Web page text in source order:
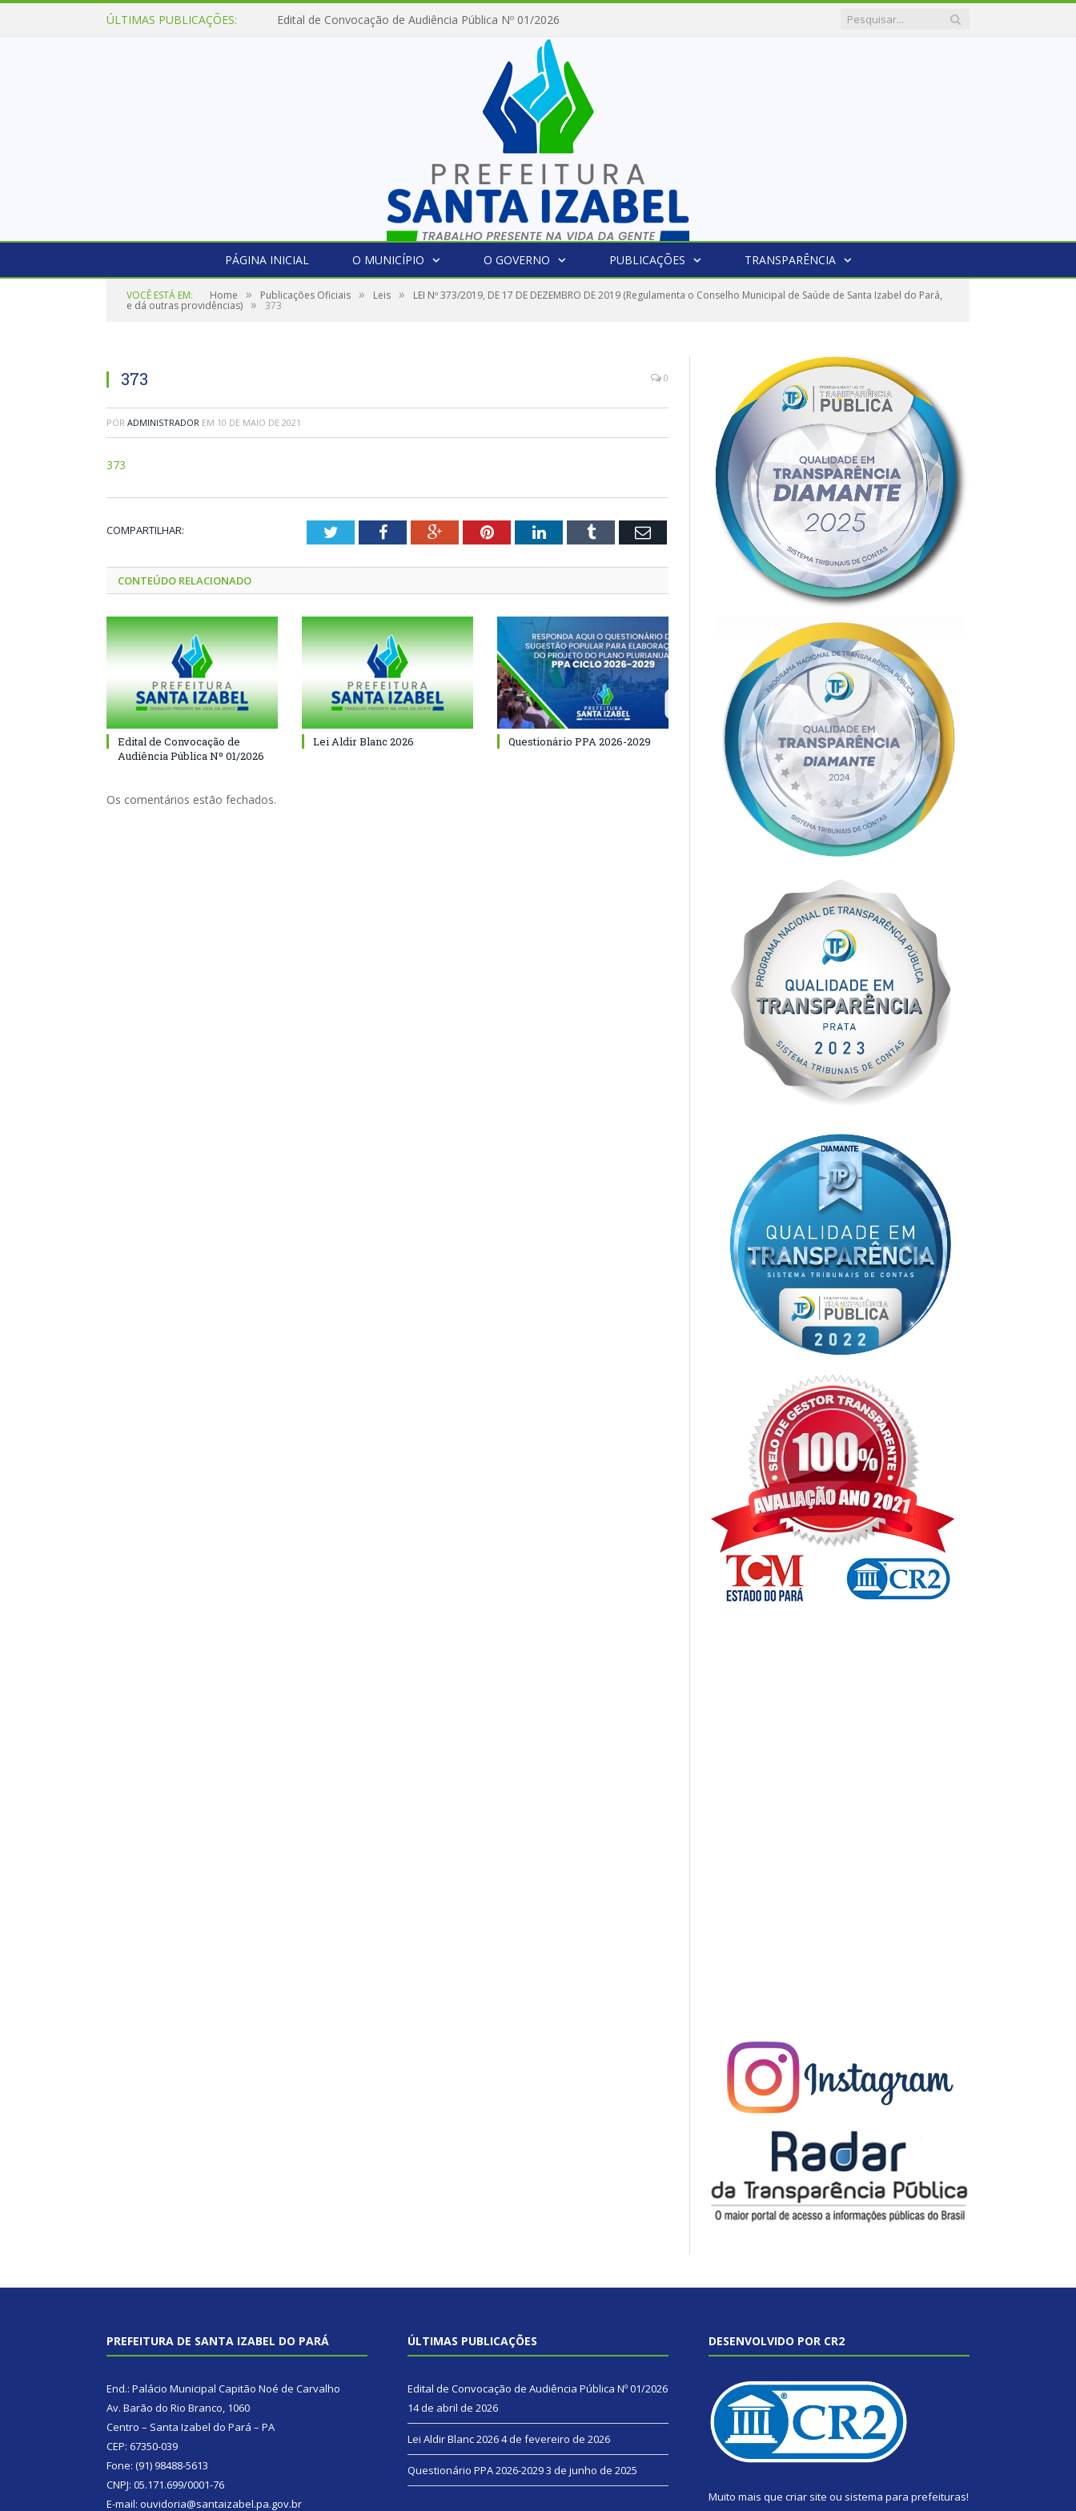
ÚLTIMAS PUBLICAÇÕES: Edital de Convocação de Audiência Pública Nº 01/2026
PÁGINA INICIAL O MUNICÍPIO O GOVERNO PUBLICAÇÕES TRANSPARÊNCIA
VOCÊ ESTÁ EM: Home » Publicações Oficiais » Leis » LEI Nº 373/2019, DE 17 DE DEZEMBRO DE 2019 (Regulamenta o Conselho Municipal de Saúde de Santa Izabel do Pará,
e dá outras providências) » 373
373 0
POR ADMINISTRADOR EM 10 DE MAIO DE 2021
373
COMPARTILHAR: TwitterFacebookGoogle+PinterestLinkedInTumblr Email
CONTEÚDO RELACIONADO
Edital de Convocação de
Audiência Pública Nº 01/2026
Lei Aldir Blanc 2026 Questionário PPA 2026-2029
Os comentários estão fechados.
PREFEITURA DE SANTA IZABEL DO PARÁ
End.: Palácio Municipal Capitão Noé de Carvalho
Av. Barão do Rio Branco, 1060
Centro – Santa Izabel do Pará – PA
CEP: 67350-039
Fone: (91) 98488-5613
CNPJ: 05.171.699/0001-76
E-mail: ouvidoria@santaizabel.pa.gov.br
ÚLTIMAS PUBLICAÇÕES
Edital de Convocação de Audiência Pública Nº 01/2026
14 de abril de 2026
Lei Aldir Blanc 20264 de fevereiro de 2026
Questionário PPA 2026-20293 de junho de 2025
DESENVOLVIDO POR CR2
Muito mais que criar site ou sistema para prefeituras!